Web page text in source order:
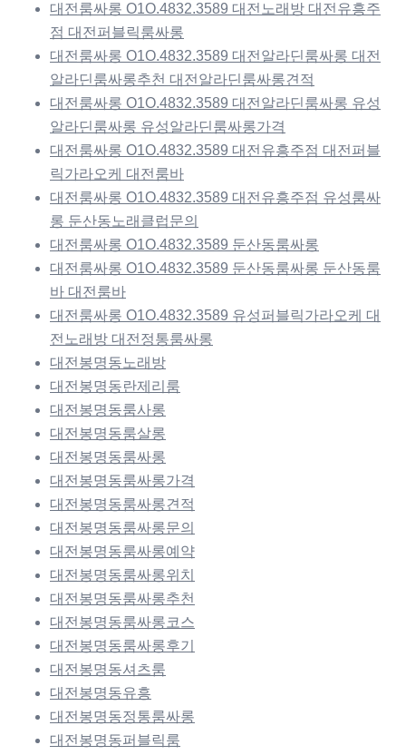
대전룸싸롱 O1O.4832.3589 대전노래방 대전유흥주
점 대전퍼블릭룸싸롱
대전룸싸롱 O1O.4832.3589 대전알라딘룸싸롱 대전
알라딘룸싸롱추천 대전알라딘룸싸롱견적
대전룸싸롱 O1O.4832.3589 대전알라딘룸싸롱 유성
알라딘룸싸롱 유성알라딘룸싸롱가격
대전룸싸롱 O1O.4832.3589 대전유흥주점 대전퍼블
릭가라오케 대전룸바
대전룸싸롱 O1O.4832.3589 대전유흥주점 유성룸싸
롱 둔산동노래클럽문의
대전룸싸롱 O1O.4832.3589 둔산동룸싸롱
대전룸싸롱 O1O.4832.3589 둔산동룸싸롱 둔산동룸
바 대전룸바
대전룸싸롱 O1O.4832.3589 유성퍼블릭가라오케 대
전노래방 대전정통룸싸롱
대전봉명동노래방
대전봉명동란제리룸
대전봉명동룸사롱
대전봉명동룸살롱
대전봉명동룸싸롱
대전봉명동룸싸롱가격
대전봉명동룸싸롱견적
대전봉명동룸싸롱문의
대전봉명동룸싸롱예약
대전봉명동룸싸롱위치
대전봉명동룸싸롱추천
대전봉명동룸싸롱코스
대전봉명동룸싸롱후기
대전봉명동셔츠룸
대전봉명동유흥
대전봉명동정통룸싸롱
대전봉명동퍼블릭룸